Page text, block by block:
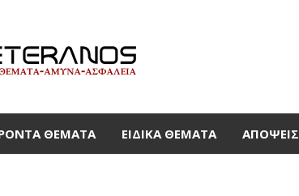
ΘΈΜΑΤΑ ΕΙΔΙΚΆ ΘΈΜΑΤΑ ΑΠΌΨΕΙΣ